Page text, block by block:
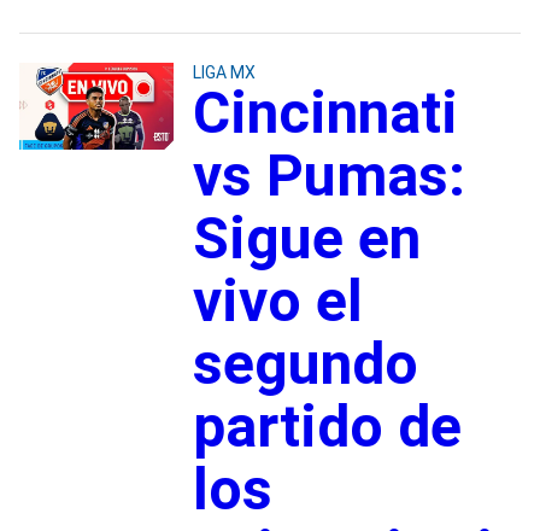
LIGA MX
Cincinnati
vs Pumas:
Sigue en
vivo el
segundo
partido de
los